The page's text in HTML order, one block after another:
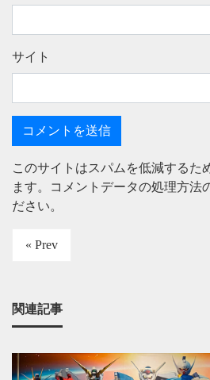
サイト
このサイトはスパムを低減するた
ます。
コメントデータの処理方法
ださい。
« Prev
関連記事